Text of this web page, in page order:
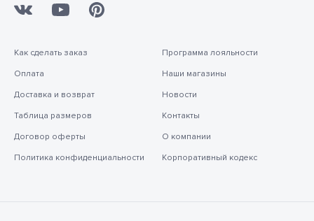
Как сделать заказ
Оплата
Доставка и возврат
Таблица размеров
Договор оферты
Политика конфиденциальности
Программа лояльности
Наши магазины
Новости
Контакты
О компании
Корпоративный кодекс